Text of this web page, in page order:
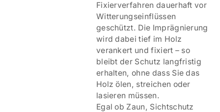
Fixierverfahren dauerhaft vor
Witterungseinflüssen
geschützt. Die Imprägnierung
wird dabei tief im Holz
verankert und fixiert – so
bleibt der Schutz langfristig
erhalten, ohne dass Sie das
Holz ölen, streichen oder
lasieren müssen.
Egal ob Zaun, Sichtschutz